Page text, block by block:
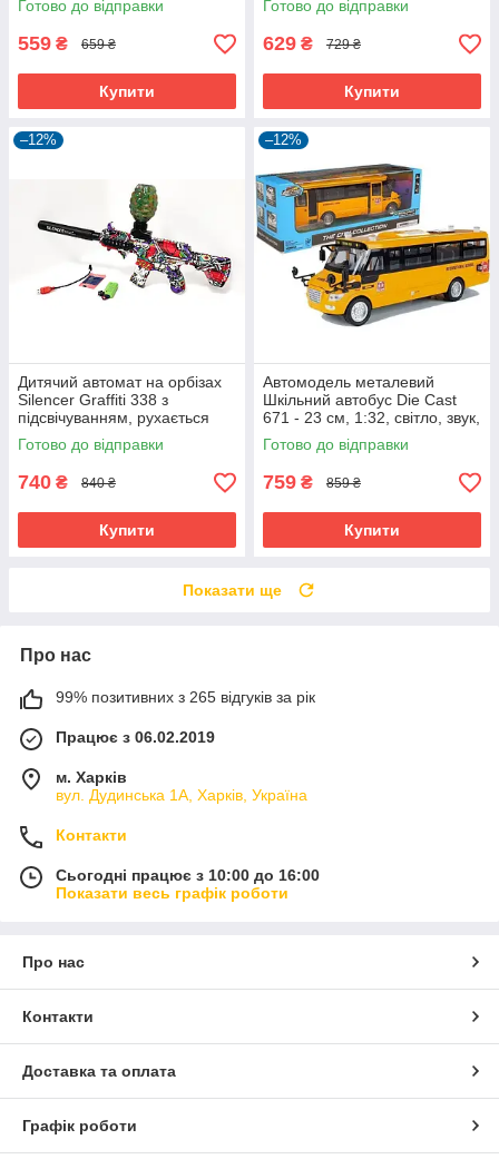
Готово до відправки
559 ₴ 659 ₴
Купити
Готово до відправки
629 ₴ 729 ₴
Купити
–12%
Дитячий автомат на орбізах
Silencer Graffiti 338 з
підсвічуванням, рухається
затвор, акумулятор 7.4V
Готово до відправки
740 ₴ 840 ₴
Купити
–12%
Автомодель металевий
Шкільний автобус Die Cast
671 - 23 см, 1:32, світло, звук,
інерція
Готово до відправки
759 ₴ 859 ₴
Купити
Показати ще
Про нас
99% позитивних з 265 відгуків за рік
Працює з 06.02.2019
м. Харків
вул. Дудинська 1А, Харків, Україна
Контакти
Сьогодні працює з 10:00 до 16:00
Показати весь графік роботи
Про нас
Контакти
Доставка та оплата
Графік роботи